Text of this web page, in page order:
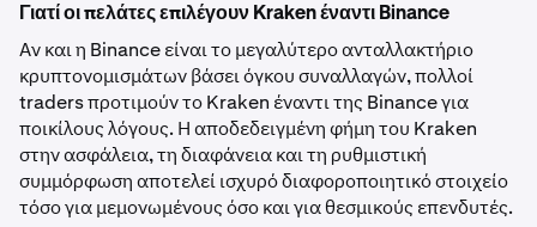
Γιατί οι πελάτες επιλέγουν Kraken έναντι Binance
Αν και η Binance είναι το μεγαλύτερο ανταλλακτήριο
κρυπτονομισμάτων βάσει όγκου συναλλαγών, πολλοί
traders προτιμούν το Kraken έναντι της Binance για
ποικίλους λόγους. Η αποδεδειγμένη φήμη του Kraken
στην ασφάλεια, τη διαφάνεια και τη ρυθμιστική
συμμόρφωση αποτελεί ισχυρό διαφοροποιητικό στοιχείο
τόσο για μεμονωμένους όσο και για θεσμικούς επενδυτές.